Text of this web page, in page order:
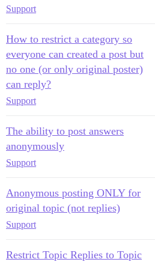
Support
How to restrict a category so
everyone can created a post but
no one (or only original poster)
can reply?
Support
The ability to post answers
anonymously
Support
Anonymous posting ONLY for
original topic (not replies)
Support
Restrict Topic Replies to Topic